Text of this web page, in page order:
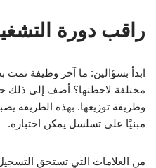
راقب دورة
ابدأ بسؤالين: ما آخر وظيفة تمت
مختلفة لاحظتها؟ أضف إلى ذلك
وطريقة توزيعها. بهذه الطريقة
مبنيًا على تسلسل يمكن اختباره.
من العلامات التي تستحق